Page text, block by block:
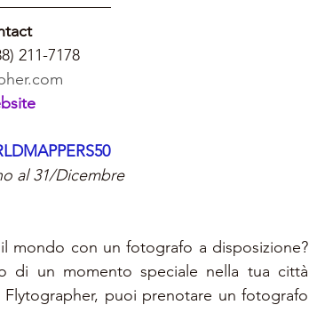
211-7178
al 31/Dicembre
mondo con un fotografo a disposizione?
di un momento speciale nella tua città
puoi prenotare un fotografo